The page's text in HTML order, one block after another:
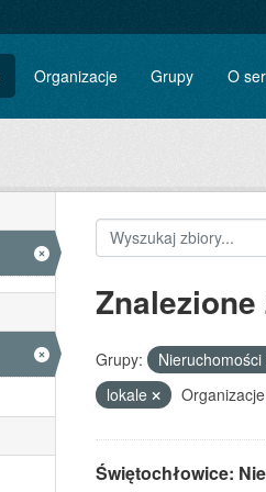
Organizacje Grupy O
Grupy: Nieruchomości
lokale
Świętochłowice: